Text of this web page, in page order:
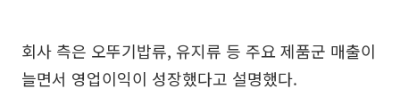
회사 측은 오뚜기밥류, 유지류 등 주요 제품군 매출이
늘면서 영업이익이 성장했다고 설명했다.